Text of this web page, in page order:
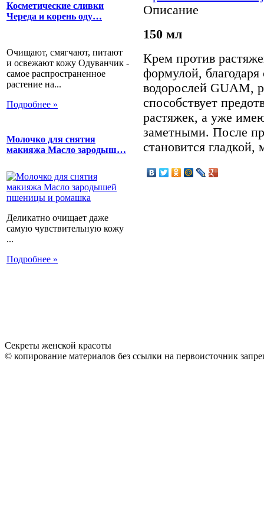
Косметические сливки
Череда и корень оду…
Очищают, смягчают, питают
и освежают кожу Одуванчик -
самое распространенное
растение на...
Подробнее »
Молочко для снятия
макияжа Масло зародыш…
Деликатно очищает даже
самую чувствительную кожу
...
Подробнее »
Описание
150 мл
Крем против
формулой,
водорослей GUAM,
способствует
растяжек, а уже
заметными. После
становится гладкой,
Секреты женской красоты
© копирование материалов без ссылки на первоисточник